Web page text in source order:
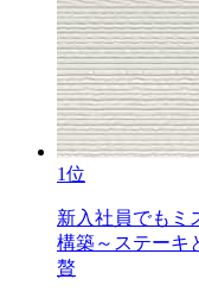
1位
新入社員でもミ
構築～ステーキ
贅